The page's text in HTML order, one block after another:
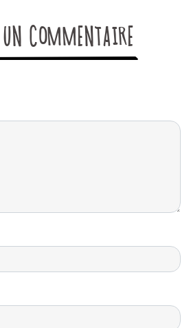
COMMENTAIRE